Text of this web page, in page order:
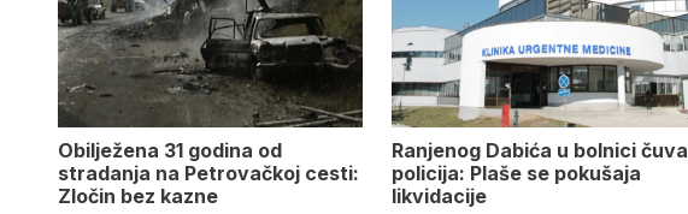
Obilježena 31 godina od
stradanja na Petrovačkoj cesti:
Zločin bez kazne
Ranjenog Dabića u bolnici čuva
policija: Plaše se pokušaja
likvidacije